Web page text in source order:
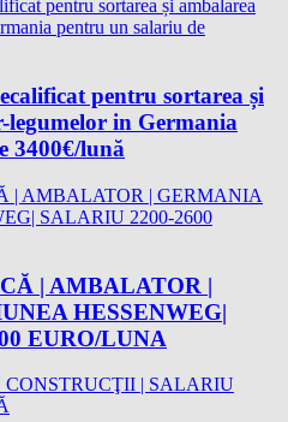
pentru sortarea și
legumelor in Germania
3400€/lună
| AMBALATOR |
HESSENWEG|
EURO/LUNA